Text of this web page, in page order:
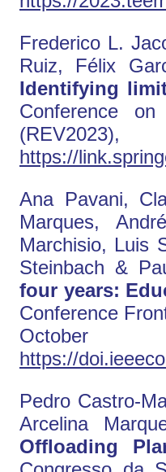
Frederico L.
Ruiz, Félix
Identifying
Conference
https://
Ana Pavani,
Marques,
Marchisio, Luis
Steinbach &
four years:
Conference
https://
Pedro Castro-
Arcelina
Offloading